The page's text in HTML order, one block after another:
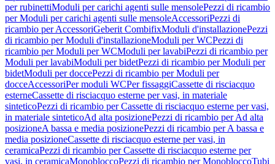
per rubinettiModuli per carichi agenti sulle mensolePezzi di ricambio
per Moduli per carichi agenti sulle mensoleAccessoriPezzi di
ricambio per AccessoriGeberit CombifixModuli d'installazionePezzi
di ricambio per Moduli d'installazioneModuli per WCPezzi di
ricambio per Moduli per WCModuli per lavabiPezzi di ricambio per
Moduli per lavabiModuli per bidetPezzi di ricambio per Moduli per
bidetModuli per doccePezzi di ricambio per Moduli per
docceAccessoriPer moduli WCPer fissaggiCassette di risciacquo
esterneCassette di risciacquo esterne per vasi, in materiale
sinteticoPezzi di ricambio per Cassette di risciacquo esterne per vasi,
in materiale sinteticoAd alta posizionePezzi di ricambio per Ad alta
posizioneA bassa e media posizionePezzi di ricambio per A bassa e
media posizioneCassette di risciacquo esterne per vasi, in
ceramicaPezzi di ricambio per Cassette di risciacquo esterne per
vasi, in ceramicaMonobloccoPezzi di ricambio per MonobloccoTubi